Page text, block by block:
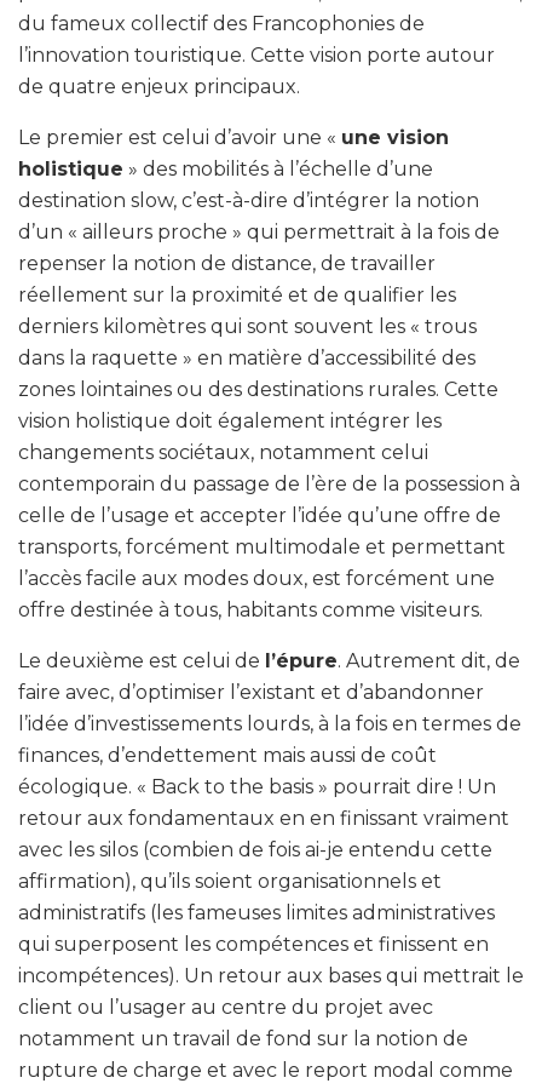
du fameux collectif des Francophonies de
l’innovation touristique. Cette vision porte autour
de quatre enjeux principaux.
Le premier est celui d’avoir une « une vision
holistique » des mobilités à l’échelle d’une
destination slow, c’est-à-dire d’intégrer la notion
d’un « ailleurs proche » qui permettrait à la fois de
repenser la notion de distance, de travailler
réellement sur la proximité et de qualifier les
derniers kilomètres qui sont souvent les « trous
dans la raquette » en matière d’accessibilité des
zones lointaines ou des destinations rurales. Cette
vision holistique doit également intégrer les
changements sociétaux, notamment celui
contemporain du passage de l’ère de la possession à
celle de l’usage et accepter l’idée qu’une offre de
transports, forcément multimodale et permettant
l’accès facile aux modes doux, est forcément une
offre destinée à tous, habitants comme visiteurs.
Le deuxième est celui de l’épure. Autrement dit, de
faire avec, d’optimiser l’existant et d’abandonner
l’idée d’investissements lourds, à la fois en termes de
finances, d’endettement mais aussi de coût
écologique. « Back to the basis » pourrait dire ! Un
retour aux fondamentaux en en finissant vraiment
avec les silos (combien de fois ai-je entendu cette
affirmation), qu’ils soient organisationnels et
administratifs (les fameuses limites administratives
qui superposent les compétences et finissent en
incompétences). Un retour aux bases qui mettrait le
client ou l’usager au centre du projet avec
notamment un travail de fond sur la notion de
rupture de charge et avec le report modal comme